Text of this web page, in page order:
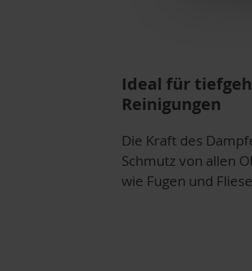
Ideal für
Reinigungen
Die Kraft des
Schmutz von allen
wie Fugen und